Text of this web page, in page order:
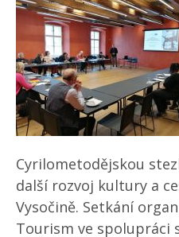
Cyrilometodějskou
další rozvoj kultury a
Vysočině. Setkání
Tourism ve spolupráci